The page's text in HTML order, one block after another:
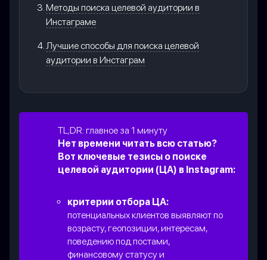
Методы поиска целевой аудитории в
Инстаграме
Лучшие способы для поиска целевой
аудитории в Инстаграм
TL;DR: главное за 1 минуту
Нет времени читать всю статью?
Вот ключевые тезисы о поиске
целевой аудитории (ЦА) в Instagram:
критерии отбора ЦА:
потенциальных клиентов выявляют по
возрасту, геопозиции, интересам,
поведению под постами,
финансовому статусу и